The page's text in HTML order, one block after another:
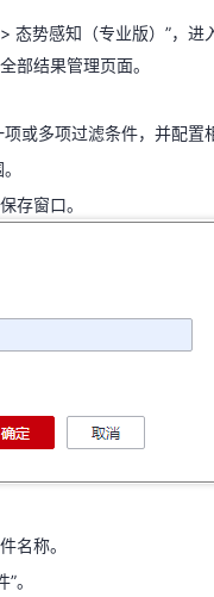
或多项过滤条件，并配置
。
存窗口。
件名称。
”。
即可在场景列框查看新建
态势感知（专业版）”，进
部结果管理页面。
或多项过滤条件，并配置
存窗口。
名称。
。